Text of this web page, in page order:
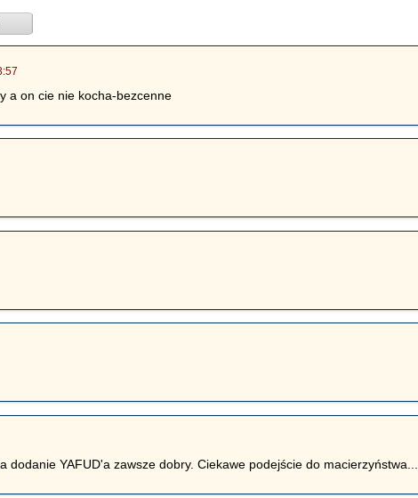
a on cie nie kocha-bezcenne
dodanie YAFUD'a zawsze dobry. Ciekawe podejście do macierzyństwa...